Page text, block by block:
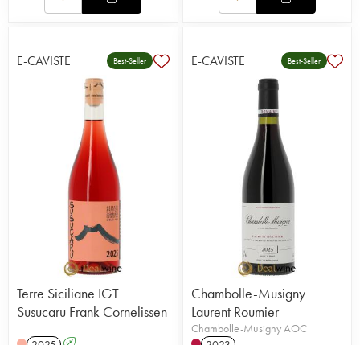
E-CAVISTE Best-Seller
Terre Siciliane IGT
Susucaru Frank Cornelissen
E-CAVISTE Best-Seller
Chambolle-Musigny
Laurent Roumier
Chambolle-Musigny AOC